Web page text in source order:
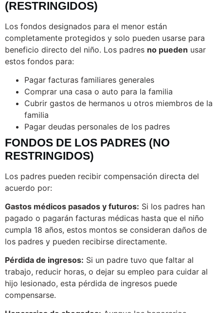
(RESTRINGIDOS)
Los fondos designados para el menor están
completamente protegidos y solo pueden usarse para
beneficio directo del niño. Los padres no pueden usar
estos fondos para:
Pagar facturas familiares generales
Comprar una casa o auto para la familia
Cubrir gastos de hermanos u otros miembros de la
familia
Pagar deudas personales de los padres
FONDOS DE LOS PADRES (NO
RESTRINGIDOS)
Los padres pueden recibir compensación directa del
acuerdo por:
Gastos médicos pasados y futuros: Si los padres han
pagado o pagarán facturas médicas hasta que el niño
cumpla 18 años, estos montos se consideran daños de
los padres y pueden recibirse directamente.
Pérdida de ingresos: Si un padre tuvo que faltar al
trabajo, reducir horas, o dejar su empleo para cuidar al
hijo lesionado, esta pérdida de ingresos puede
compensarse.